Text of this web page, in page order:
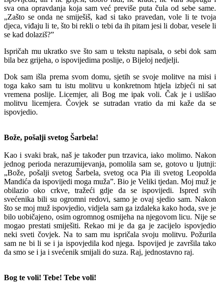
sva ona opravdanja koja sam već previše puta čula od sebe same.
„Zašto se onda ne smiješiš, kad si tako pravedan, vole li te tvoja
djeca, viđaju li te, što bi rekli o tebi da ih pitam jesi li dobar, vesele li
se kad dolaziš?”
Ispričah mu ukratko sve što sam u tekstu napisala, o sebi dok sam
bila bez grijeha, o ispovijedima poslije, o Bijeloj nedjelji.
Dok sam išla prema svom domu, sjetih se svoje molitve na misi i
toga kako sam tu istu molitvu u konkretnom htjela izbjeći ni sat
vremena poslije. Licemjer, ali Bog me ipak voli. Čak je i uslišao
molitvu licemjera. Čovjek se sutradan vratio da mi kaže da se
ispovjedio.
Bože, pošalji svetog Šarbela!
Kao i svaki brak, naš je također pun trzavica, iako molimo. Nakon
jednog perioda nerazumijevanja, pomolila sam se, gotovo u ljutnji:
„Bože, pošalji svetog Šarbela, svetog oca Pia ili svetog Leopolda
Mandića da ispovijedi moga muža”. Bio je Veliki tjedan. Moj muž je
obilazio oko crkve, tražeći gdje da se ispovijedi. Ispred svih
svećenika bili su ogromni redovi, samo je ovaj sjedio sam. Nakon
što se moj muž ispovjedio, vidjela sam ga izdaleka kako hoda, sve je
bilo uobičajeno, osim ogromnog osmijeha na njegovom licu. Nije se
mogao prestati smiješiti. Rekao mi je da ga je zacijelo ispovjedio
neki sveti čovjek. Na to sam mu ispričala svoju molitvu. Požurila
sam ne bi li se i ja ispovjedila kod njega. Ispovijed je završila tako
da smo se i ja i svećenik smijali do suza. Raj, jednostavno raj.
Bog te voli! Tebe! Tebe voli!